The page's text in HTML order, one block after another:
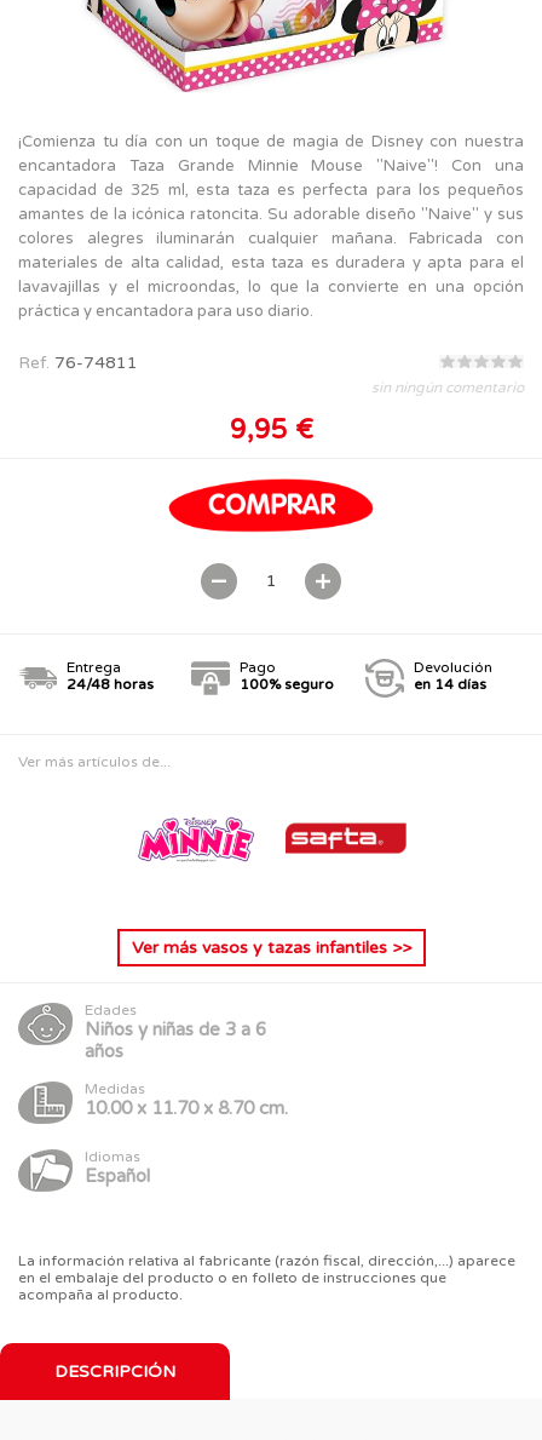
¡Comienza tu día con un toque de magia de Disney con nuestra
encantadora Taza Grande Minnie Mouse "Naive"! Con una
capacidad de 325 ml, esta taza es perfecta para los pequeños
amantes de la icónica ratoncita. Su adorable diseño "Naive" y sus
colores alegres iluminarán cualquier mañana. Fabricada con
materiales de alta calidad, esta taza es duradera y apta para el
lavavajillas y el microondas, lo que la convierte en una opción
práctica y encantadora para uso diario.
Ref. 76-74811
sin ningún comentario
9,95 €
Entrega
24/48 horas
Pago
100% seguro
Devolución
en 14 días
Ver más artículos de...
Ver más vasos y tazas infantiles>>
Edades
Niños y niñas de 3 a 6
años
Medidas
10.00 x 11.70 x 8.70 cm.
Idiomas
Español
La información relativa al fabricante (razón fiscal, dirección,...) aparece
en el embalaje del producto o en folleto de instrucciones que
acompaña al producto.
DESCRIPCIÓN